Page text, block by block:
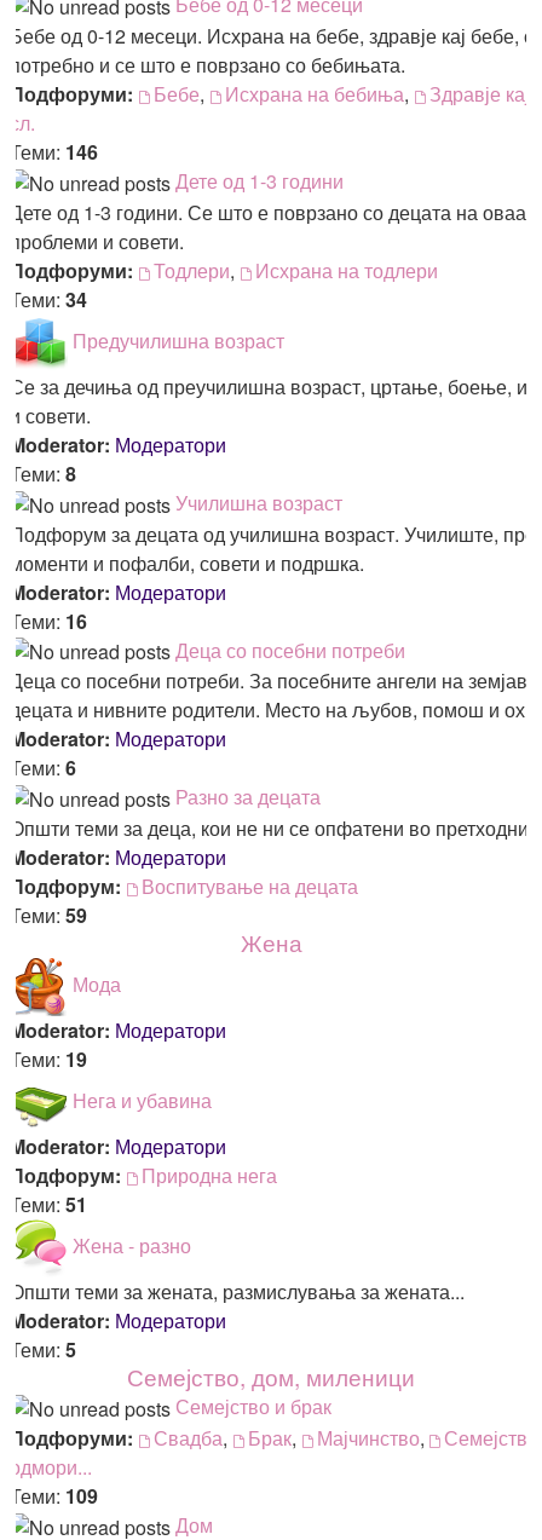
Бебе од 0-12 месеци. Исхрана на бебе, здравје кај бебе,
потребно и се што е поврзано со бебињата.
Подфоруми:
Бебе, Исхрана на бебиња,
Здравје
сл.
Теми: 146
Дете од 1-3 години
Дете од 1-3 години. Се што е поврзано со децата на оваа
проблеми и совети.
Подфоруми:
Тодлери,
Исхрана на тодлери
Теми: 34
Предучилишна возраст
Се за дечиња од преучилишна возраст, цртање, боење,
и совети.
Moderator: Модератори
Теми: 8
Училишна возраст
Подфорум за децата од училишна возраст. Училиште,
моменти и пофалби, совети и подршка.
Moderator: Модератори
Теми: 16
Деца со посебни потреби
Деца со посебни потреби. За посебните ангели на
децата и нивните родители. Место на љубов, помош и
Moderator: Модератори
Теми: 6
Разно за децата
Општи теми за деца, кои не ни се опфатени во
Moderator: Модератори
Подфорум:
Воспитување на децата
Теми: 59
Жена
Мода
Moderator: Модератори
Теми: 19
Нега и убавина
Moderator: Модератори
Подфорум:
Природна нега
Теми: 51
Жена - разно
Општи теми за жената, размислувања за жената...
Moderator: Модератори
Теми: 5
Семејство, дом, миленици
Семејство и брак
Подфоруми:
Свадба, Брак, Мајчинство, Семејство
одмори...
Теми: 109
Дом